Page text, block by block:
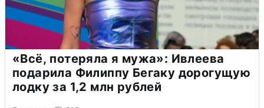
«Всё, потеряла я мужа»: Ивлеева
подарила Филиппу Бегаку дорогущую
лодку за 1,2 млн рублей